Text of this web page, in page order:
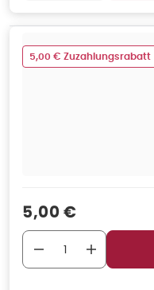
5,00 € Zuzahlungsrabatt
Verkaufspreis
5,00 €